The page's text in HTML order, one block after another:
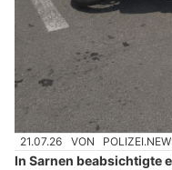
21.07.26 VON
In Sarnen beabsichtigte